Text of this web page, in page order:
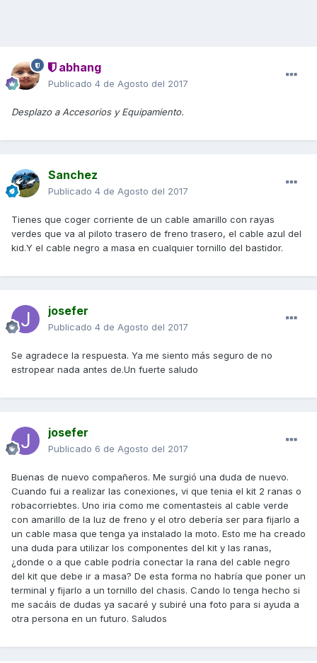
abhang
Publicado 4 de Agosto del 2017
Desplazo a Accesorios y Equipamiento.
Sanchez
Publicado 4 de Agosto del 2017
Tienes que coger corriente de un cable amarillo con rayas
verdes que va al piloto trasero de freno trasero, el cable azul del
kid.Y el cable negro a masa en cualquier tornillo del bastidor.
josefer
Publicado 4 de Agosto del 2017
Se agradece la respuesta. Ya me siento más seguro de no
estropear nada antes de.Un fuerte saludo
josefer
Publicado 6 de Agosto del 2017
Buenas de nuevo compañeros. Me surgió una duda de nuevo.
Cuando fui a realizar las conexiones, vi que tenia el kit 2 ranas o
robacorriebtes. Uno iria como me comentasteis al cable verde
con amarillo de la luz de freno y el otro debería ser para fijarlo a
un cable masa que tenga ya instalado la moto. Esto me ha creado
una duda para utilizar los componentes del kit y las ranas,
¿donde o a que cable podría conectar la rana del cable negro
del kit que debe ir a masa? De esta forma no habría que poner un
terminal y fijarlo a un tornillo del chasis. Cando lo tenga hecho si
me sacáis de dudas ya sacaré y subiré una foto para si ayuda a
otra persona en un futuro. Saludos